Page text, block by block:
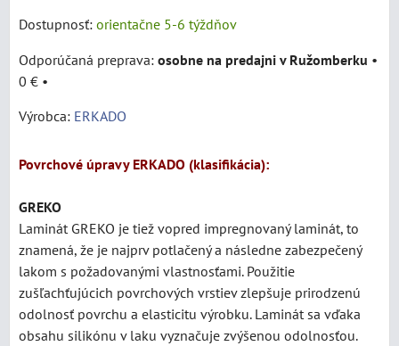
Dostupnosť: orientačne 5-6 týždňov
osobne na predajni v Ružomberku •
0 € •
Výrobca: ERKADO
Povrchové úpravy ERKADO (klasifikácia):
GREKO
Laminát GREKO je tiež vopred impregnovaný laminát, to
znamená, že je najprv potlačený a následne zabezpečený
lakom s požadovanými vlastnosťami. Použitie
zušľachťujúcich povrchových vrstiev zlepšuje prirodzenú
odolnosť povrchu a elasticitu výrobku. Laminát sa vďaka
obsahu silikónu v laku vyznačuje zvýšenou odolnosťou.